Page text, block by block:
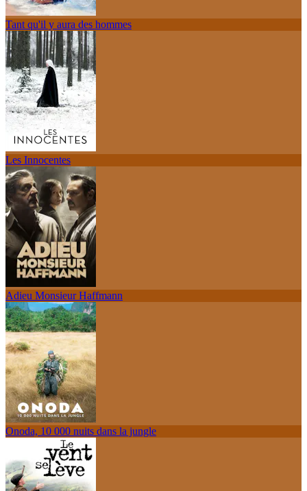
Tant qu'il y aura des hommes
Les Innocentes
Adieu Monsieur Haffmann
Onoda, 10 000 nuits dans la jungle